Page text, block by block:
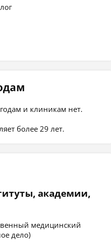
и клиникам нет.
более 29 лет.
академии,
медицинский
дело)